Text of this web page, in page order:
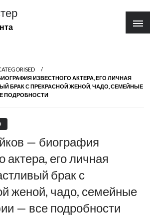
ИЗВЕСТНОГО АКТЕРА, ЕГО ЛИЧНАЯ
БРАК С ПРЕКРАСНОЙ ЖЕНОЙ, ЧАДО, СЕМЕЙНЫЕ
ПОДРОБНОСТИ
— биография
актера, его личная
брак с
женой, чадо, семейные
— все подробности